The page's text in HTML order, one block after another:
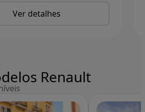
Ver detalhes
Renault